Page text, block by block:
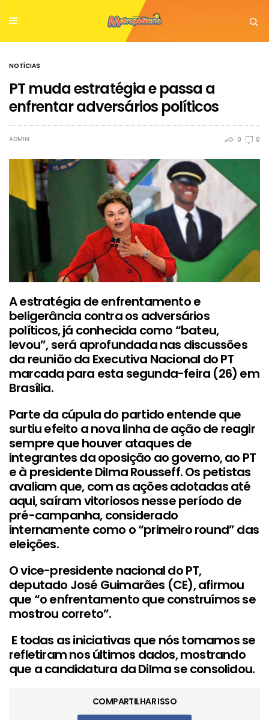
NOTÍCIAS
PT muda estratégia e passa a
enfrentar adversários políticos
ADMIN 0 0
A estratégia de enfrentamento e
beligerância contra os adversários
políticos, já conhecida como “bateu,
levou”, será aprofundada nas discussões
da reunião da Executiva Nacional do PT
marcada para esta segunda-feira (26) em
Brasília.
Parte da cúpula do partido entende que
surtiu efeito a nova linha de ação de reagir
sempre que houver ataques de
integrantes da oposição ao governo, ao PT
e à presidente Dilma Rousseff. Os petistas
avaliam que, com as ações adotadas até
aqui, saíram vitoriosos nesse período de
pré-campanha, considerado
internamente como o “primeiro round” das
eleições.
O vice-presidente nacional do PT,
deputado José Guimarães (CE), afirmou
que “o enfrentamento que construímos se
mostrou correto”.
E todas as iniciativas que nós tomamos se
refletiram nos últimos dados, mostrando
que a candidatura da Dilma se consolidou.
COMPARTILHAR ISSO